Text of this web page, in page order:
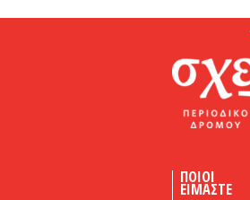
ΠΟΙΟΙ
ΕΙΜΑΣΤΕ